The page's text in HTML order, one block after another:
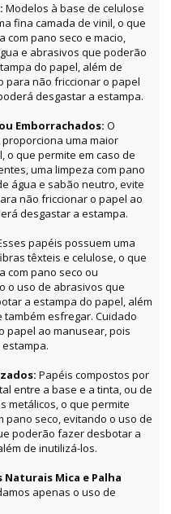
Modelos à base de celulose
fina camada de vinil, o que
com pano seco e macio,
e abrasivos que poderão
do papel, além de
para não friccionar o papel
desgastar a estampa.
Emborrachados: O
uma maior
o que permite em caso de
uma limpeza com pano
água e sabão neutro, evite
não friccionar o papel ao
desgastar a estampa.
papéis possuem uma
têxteis e celulose, o que
com pano seco ou
o uso de abrasivos que
a estampa do papel, além
também esfregar. Cuidado
papel ao manusear, pois
Papéis compostos por
entre a base e a tinta, ou de
metálicos, o que permite
pano seco, evitando o uso de
poderão fazer desbotar a
de inutilizá-los.
Naturais Mica e Palha
apenas o uso de